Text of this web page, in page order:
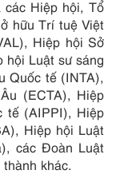
các Hiệp hội, Tổ
hữu Trí tuệ Việt
Hiệp hội Sở
hội Luật sư sáng
Quốc tế (INTA),
(ECTA), Hiệp
tế (AIPPI), Hiệp
Hiệp hội Luật
các Đoàn Luật
khác.